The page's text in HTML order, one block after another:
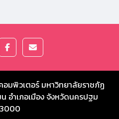
อมพิวเตอร์ มหาวิทยาลัยราชภัฏ
อำเภอเมือง จังหวัดนครปฐม